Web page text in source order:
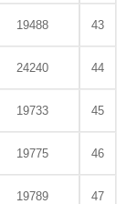
43
19488
44
24240
45
19733
46
19775
47
19789